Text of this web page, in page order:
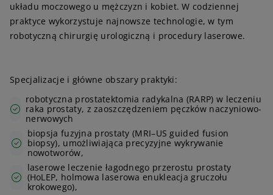
układu moczowego u mężczyzn i kobiet. W codziennej
praktyce wykorzystuje najnowsze technologie, w tym
robotyczną chirurgię urologiczną i procedury laserowe.
Specjalizacje i główne obszary praktyki:
robotyczna prostatektomia radykalna (RARP) w leczeniu
raka prostaty, z zaoszczędzeniem pęczków naczyniowo-
nerwowych
biopsja fuzyjna prostaty (MRI–US guided fusion
biopsy), umożliwiająca precyzyjne wykrywanie
nowotworów,
laserowe leczenie łagodnego przerostu prostaty
(HoLEP, holmowa laserowa enukleacja gruczołu
krokowego),